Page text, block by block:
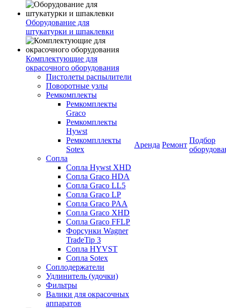
Оборудование для
штукатурки и шпаклевки
Комплектующие для
окрасочного оборудования
Пистолеты распылители
Поворотные узлы
Ремкомплекты
Ремкомплекты
Graco
Ремкомплекты
Hywst
Ремкомпллекты
Sotex
Сопла
Сопла Hywst XHD
Сопла Graco HDA
Сопла Graco LL5
Сопла Graco LP
Сопла Graco PAA
Сопла Graco XHD
Сопла Graco FFLP
Форсунки Wagner
TradeTip 3
Сопла HYVST
Сопла Sotex
Соплодержатели
Удлинитель (удочки)
Фильтры
Валики для окрасочных
аппаратов
Аренда Ремонт
Подбор